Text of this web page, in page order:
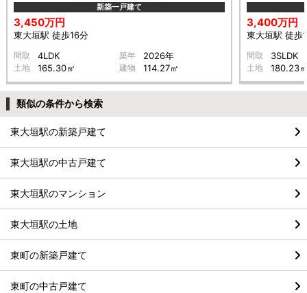
新築一戸建て
3,450万円
東大垣駅 徒歩16分
間取 4LDK 築年 2026年
土地 165.30㎡ 建物 114.27㎡
3,400万円
東大垣駅 徒歩
間取 3SLDK
土地 180.23
類似の条件から検索
東大垣駅の新築戸建て
東大垣駅の中古戸建て
東大垣駅のマンション
東大垣駅の土地
東町の新築戸建て
東町の中古戸建て